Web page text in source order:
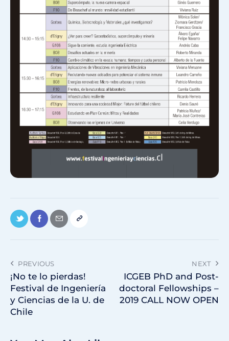
PREVIOUS
¡No te lo pierdas!
Festival de Ingeniería
y Ciencias de la U. de
Chile
NEXT
ICGEB PhD and Post-
doctoral Fellowships –
2019 CALL NOW OPEN